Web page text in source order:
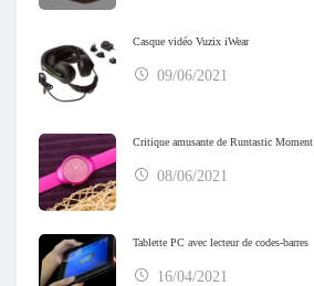
Casque vidéo Vuzix iWear
09/06/2021
Critique amusante de Runtastic Moment
08/06/2021
Tablette PC avec lecteur de codes-barres
16/04/2021